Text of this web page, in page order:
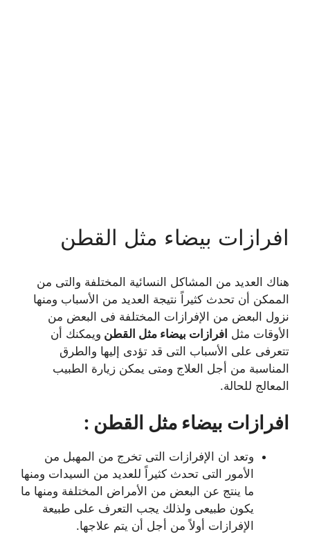
افرازات بيضاء مثل القطن
هناك العديد من المشاكل النسائية المختلفة والتى من
الممكن أن تحدث كثيراً نتيجة العديد من الأسباب ومنها
نزول البعض من الإفرازات المختلفة فى البعض من
الأوقات مثل افرازات بيضاء مثل القطن ويمكنك أن
تتعرفى على الأسباب التى قد تؤدى إليها والطرق
المناسبة من أجل العلاج ومتى يمكن زيارة الطبيب
المعالج للحالة.
افرازات بيضاء مثل القطن :
وتعد ان الإفرازات التى تخرج من المهبل من
الأمور التى تحدث كثيراً للعديد من السيدات ومنها
ما ينتج عن البعض من الأمراض المختلفة ومنها ما
يكون طبيعى ولذلك يجب التعرف على طبيعة
الإفرازات أولاً من أجل أن يتم علاجها.